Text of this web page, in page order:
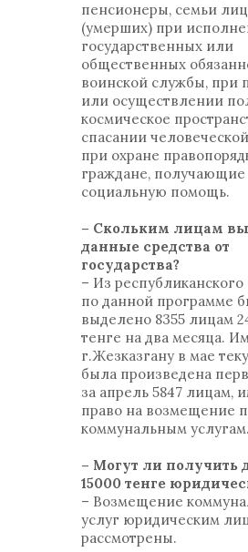
пенсионеры, семьи
(умерших) при
государственных или
общественных
воинской службы, при
или осуществлении
космическое
спасании
при охране
граждане, получающие
социальную помощь.
– Скольким лицам
данные средства от
государства?
– Из
по данной программе
выделено 8355 лицам
тенге на два месяца.
г.Жезказгану в мае
была произведена
за апрель 5847
право на возмещение
коммунальным услугам.
– Могут ли получить
15000 тенге
– Возмещение
услуг юридическим
рассмотрены.